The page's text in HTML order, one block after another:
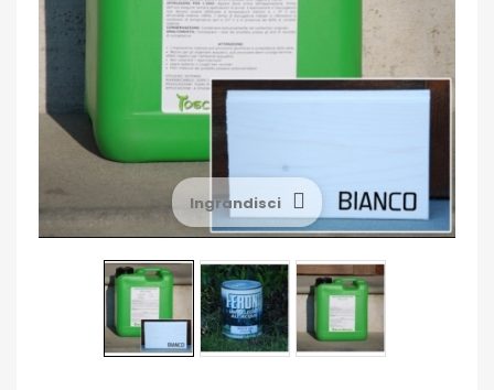
Ingrandisci